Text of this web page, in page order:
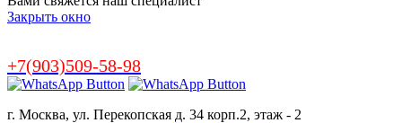
Закрыть окно
+7(903)509-58-98
г. Москва, ул. Перекопская д. 34 корп.2, этаж - 2